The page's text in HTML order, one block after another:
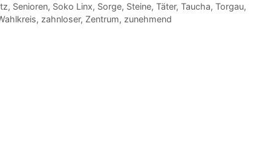
, Senioren, Soko Linx, Sorge, Steine, Täter, Taucha, Torgau,
, zahnloser, Zentrum, zunehmend